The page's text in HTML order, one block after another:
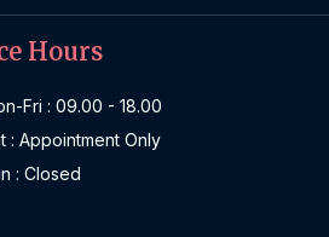
Hours
Fri : 09.00 - 18.00
: Appointment Only
: Closed